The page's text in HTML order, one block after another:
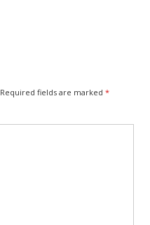
Required fields are marked *